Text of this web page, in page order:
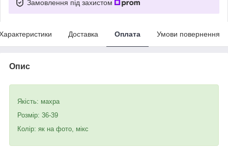
Замовлення під захистом
Доставка Оплата Умови повернення
Опис
Якість: махра
Розмір: 36-39
Колір: як на фото, мікс